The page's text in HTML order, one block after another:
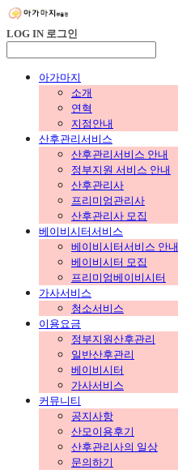
LOG IN 로그인
아가마지
소개
연혁
지점안내
산후관리서비스
산후관리서비스 안내
정부지원 서비스 안내
산후관리사
프리미엄관리사
산후관리사 모집
베이비시터서비스
베이비시터서비스 안내
베이비시터 모집
프리미엄베이비시터
가사서비스
청소서비스
이용요금
정부지원산후관리
일반산후관리
베이비시터
가사서비스
커뮤니티
공지사항
산모이용후기
산후관리사의 일상
문의하기